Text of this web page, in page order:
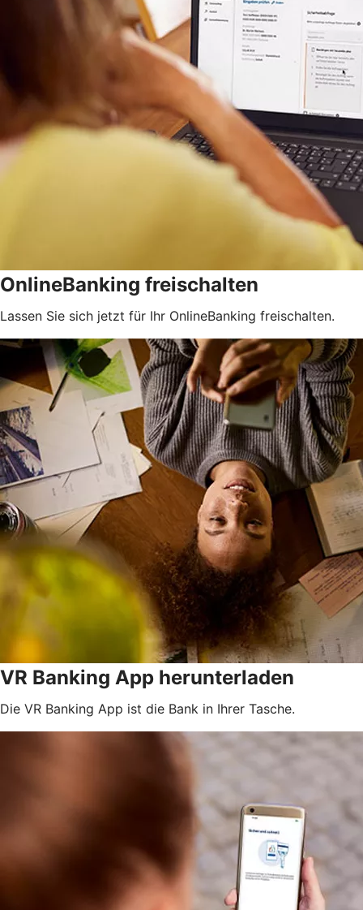
OnlineBanking freischalten
Lassen Sie sich jetzt für Ihr OnlineBanking freischalten.
VR Banking App herunterladen
Die VR Banking App ist die Bank in Ihrer Tasche.